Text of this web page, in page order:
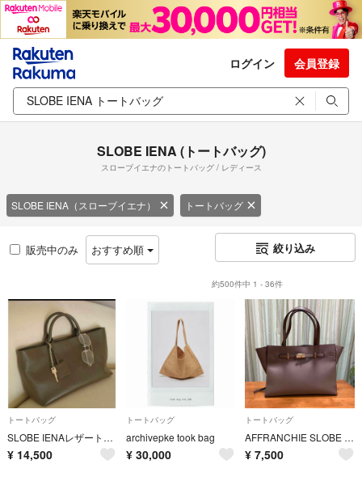
ログイン 会員登録
SLOBE IENA (トートバッグ)
スローブイエナのトートバッグ / レディース
SLOBE IENA（スローブイエナ） トートバッグ
販売中のみ おすすめ順 絞り込み
約500件中 1 - 36件
トートバッグ
SLOBE IENAレザートートバッグ
¥ 14,500
トートバッグ
archivepke took bag
¥ 30,000
トートバッグ
AFFRANCHIE SLOBE トートバッグ ベージュ
¥ 7,500